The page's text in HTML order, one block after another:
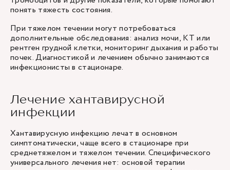
понять тяжесть состояния.
При тяжелом течении могут потребоваться
дополнительные обследования: анализ мочи, КТ или
рентген грудной клетки, мониторинг дыхания и работы
почек. Диагностикой и лечением обычно занимаются
инфекционисты в стационаре.
Лечение хантавирусной
инфекции
Хантавирусную инфекцию лечат в основном
симптоматически, чаще всего в стационаре при
среднетяжелом и тяжелом течении. Специфического
универсального лечения нет: основой терапии